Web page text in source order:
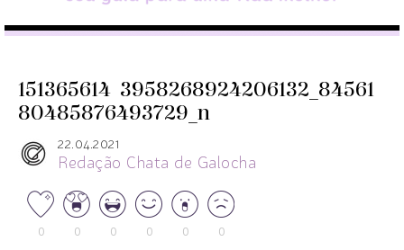
151365614_3958268924206132_84561
80485876493729_n
22.04.2021
Redação Chata de Galocha
0 0 0 0 0 0